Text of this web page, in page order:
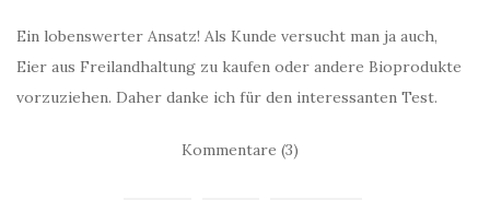
Ein lobenswerter Ansatz! Als Kunde versucht man ja auch,
Eier aus Freilandhaltung zu kaufen oder andere Bioprodukte
vorzuziehen. Daher danke ich für den interessanten Test.
Kommentare (3)